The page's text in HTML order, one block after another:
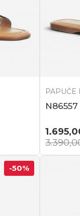
PAPUČE
N86557
-50%